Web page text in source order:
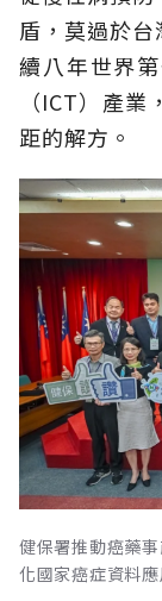
盾，莫過於
續八年世界
（ICT）產
距的解方。
健保署推動癌藥
化國家癌症資料應